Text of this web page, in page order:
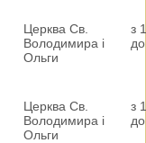
Церква Св.
Володимира і
Ольги
з
Церква Св.
Володимира і
Ольги
з